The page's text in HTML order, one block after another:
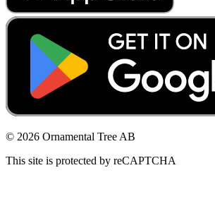
© 2026 Ornamental Tree AB
This site is protected by reCAPTCHA